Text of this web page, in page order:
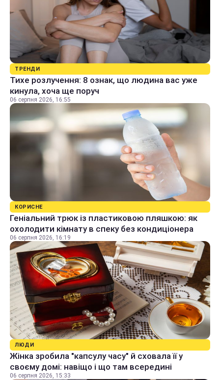
ТРЕНДИ
Тихе розлучення: 8 ознак, що людина вас уже
кинула, хоча ще поруч
06 серпня 2026, 16:55
КОРИСНЕ
Геніальний трюк із пластиковою пляшкою: як
охолодити кімнату в спеку без кондиціонера
06 серпня 2026, 16:19
ЛЮДИ
Жінка зробила "капсулу часу" й сховала її у
своєму домі: навіщо і що там всередині
06 серпня 2026, 15:33